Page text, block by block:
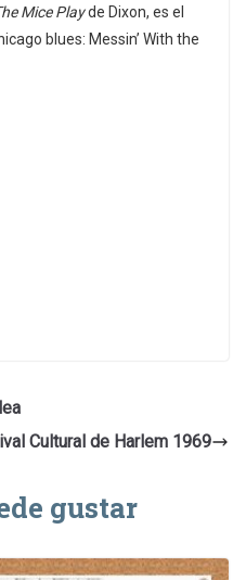
Mice Playde Dixon, es el
blues: Messin’ With the
Cultural de Harlem 1969
gustar